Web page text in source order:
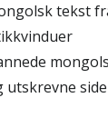
tekst
utskrevne